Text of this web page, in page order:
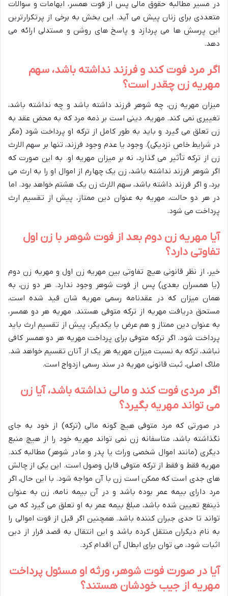
در مسیر مطالبه حقوق مالی پس از فوت همسر، ابهامات و سوالات
متعددی برای زنان پیش می آید. این بخش به برخی از پرتکرارترین
این پرسش ها می پردازد و پاسخ های روشن و مستدلی ارائه می
دهد.
اگر مرد فوت کند و فرزند نداشته باشد، سهم
مهریه زن چقدر است؟
میزان مهریه زن، چه شوهر فرزند داشته باشد و چه نداشته باشد،
تغییری نمی کند. مهریه، دینی است بر ذمه مرد که به محض عقد به
زن تعلق می گیرد و باید به طور کامل از ترکه او پرداخت شود (مگر
در شرایط خاص نزدیکی). وجود یا عدم وجود فرزند، تنها بر سهم الارث
زن از ترکه تأثیر می گذارد، نه بر میزان مهریه او. به این صورت که
اگر شوهر فرزند نداشته باشد، زن یک چهارم از اموال او را به ارث می
برد، و اگر فرزند داشته باشد، سهم الارث زن یک هشتم خواهد بود. اما
در هر دو حالت، مهریه به عنوان دین ممتاز، پیش از تقسیم ارث
پرداخت می شود.
آیا مهریه زن دوم بعد از فوت شوهر با زن اول
تفاوتی دارد؟
خیر، از نظر قانونی هیچ تفاوتی بین مهریه زن اول و مهریه زن دوم
(یا همسران بعدی) پس از فوت شوهر وجود ندارد. هر دو زن، به
همان میزان که در عقدنامه رسمی مهریه شان قید شده است،
مستحق دریافت مهریه از ترکه متوفی هستند. مهریه هر دو همسر،
به عنوان دین ممتاز و هم عرض با یکدیگر، پیش از تقسیم ارث باید
پرداخت شود. اگر ترکه متوفی برای پرداخت مهریه هر دو همسر کافی
نباشد، ترکه به نسبت میزان مهریه هر یک از آنان تقسیم خواهد شد.
ملاک اصلی، ثبت قانونی مهریه در سند رسمی ازدواج است.
اگر مردی فوت کند و مالی نداشته باشد، آیا زن
می تواند مهریه بگیرد؟
در صورتی که مرد متوفی هیچ گونه مالی (ترکه) از خود به جای
نگذاشته باشد، متاسفانه زن نمی تواند مهریه خود را از هیچ منبع
دیگری (مانند اموال شخصی وراث یا پدر و مادر شوهر) مطالبه کند.
مهریه فقط و فقط از ترکه متوفی قابل وصول است. این یکی از چالش
های جدی است که ممکن است زن با آن مواجه شود. با این حال، اگر
مرد دارای بیمه عمر بوده باشد و در آن بیمه نامه، زن به عنوان
ذینفع تعیین شده باشد، مبلغ بیمه عمر به او تعلق می گیرد که می
تواند تا حدی جبران کننده باشد. همچنین اگر قبل از فوت اموالی را
به نام دیگران منتقل کرده باشد و این انتقال به قصد فرار از دین
اثبات شود، می توان برای ابطال آن اقدام کرد.
آیا در صورت فوت شوهر، ورثه او مسئول پرداخت
مهریه از جیب خودشان هستند؟